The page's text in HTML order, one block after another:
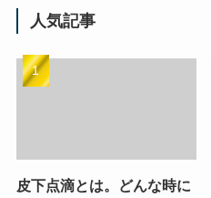
人気記事
皮下点滴とは。どんな時に